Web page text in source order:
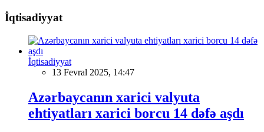
İqtisadiyyat
İqtisadiyyat
13 Fevral 2025, 14:47
Azərbaycanın xarici valyuta
ehtiyatları xarici borcu 14 dəfə aşdı